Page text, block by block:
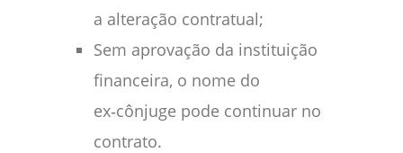
a alteração contratual;
Sem aprovação da instituição
financeira, o nome do
ex‑cônjuge pode continuar no
contrato.